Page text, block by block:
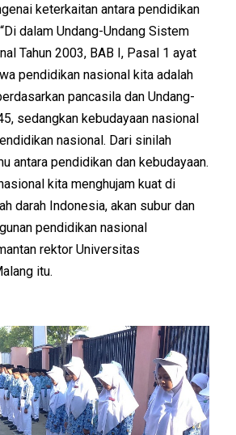
keterkaitan antara pendidikan
dalam Undang-Undang Sistem
Tahun 2003, BAB I, Pasal 1 ayat
pendidikan nasional kita adalah
pancasila dan Undang-
sedangkan kebudayaan nasional
nasional. Dari sinilah
antara pendidikan dan kebudayaan.
kita menghujam kuat di
darah Indonesia, akan subur dan
pendidikan nasional
rektor Universitas
itu.